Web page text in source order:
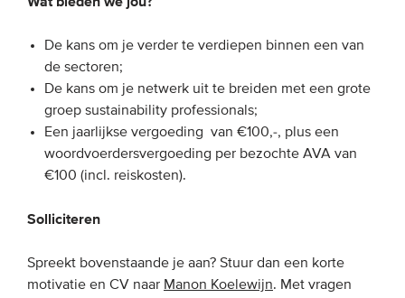
De kans om je verder te verdiepen binnen een van
de sectoren;
De kans om je netwerk uit te breiden met een grote
groep sustainability professionals;
Een jaarlijkse vergoeding van €100,-, plus een
woordvoerdersvergoeding per bezochte AVA van
€100 (incl. reiskosten).
Solliciteren
Spreekt bovenstaande je aan? Stuur dan een korte
motivatie en CV naar Manon Koelewijn. Met vragen